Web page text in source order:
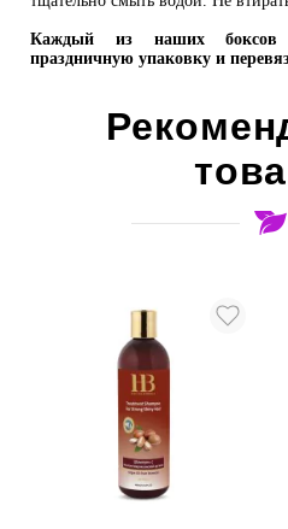
Каждый из наших боксов
праздничную упаковку и